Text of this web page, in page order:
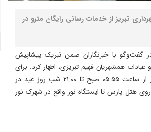
تبریز از خدمات رسانی رایگان مترو در
گفت‌وگو با خبرنگاران ضمن تبریک پیشاپیش
همشهریان فهیم تبریزی، اظهار کرد: برای
تسهیل در تردد نمازگزاران نماز عید، متروی تبریز از ساعت ۰۵:۵۵ صبح تا ۲۱:۰۰ شب روز عید در
هتل پارس تا ایستگاه نور واقع در شهرک نور